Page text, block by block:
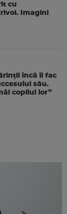
cu
Imagini
încă îi fac
său.
copilul lor”